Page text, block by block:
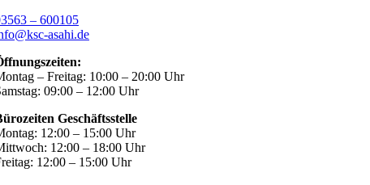
– 600105
asahi.de
– Freitag: 10:00 – 20:00 Uhr
09:00 – 12:00 Uhr
Geschäftsstelle
12:00 – 15:00 Uhr
12:00 – 18:00 Uhr
12:00 – 15:00 Uhr